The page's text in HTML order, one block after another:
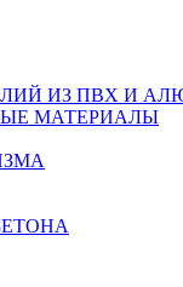
ИЗ ПВХ И
МАТЕРИАЛЫ